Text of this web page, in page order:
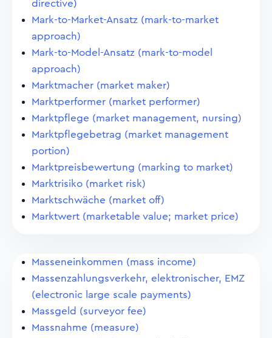
directive)
Mark-to-Market-Ansatz (mark-to-market
approach)
Mark-to-Model-Ansatz (mark-to-model
approach)
Marktmacher (market maker)
Marktperformer (market performer)
Marktpflege (market management, nursing)
Marktpflegebetrag (market management
portion)
Marktpreisbewertung (marking to market)
Marktrisiko (market risk)
Marktschwäche (market off)
Marktwert (marketable value; market price)
Masseneinkommen (mass income)
Massenzahlungsverkehr, elektronischer, EMZ
(electronic large scale payments)
Massgeld (surveyor fee)
Massnahme (measure)